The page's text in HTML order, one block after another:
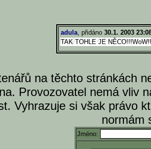
adula, přidáno 30.1. 2003
TAK TOHLE JE
na těchto stránkách
Provozovatel nemá vliv
Vyhrazuje si však právo
normám
Jméno: